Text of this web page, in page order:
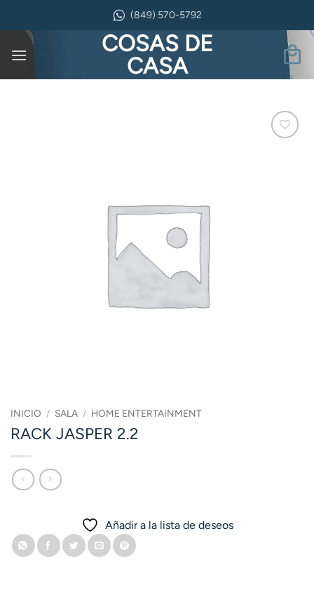
contenido
(849) 570-5792
COSAS DE
CASA
INICIO / SALA / HOME ENTERTAINMENT
RACK JASPER 2.2
Añadir a la lista de deseos